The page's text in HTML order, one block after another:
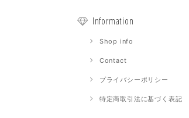
Information
Shop info
Contact
プライバシーポリシー
特定商取引法に基づく表記